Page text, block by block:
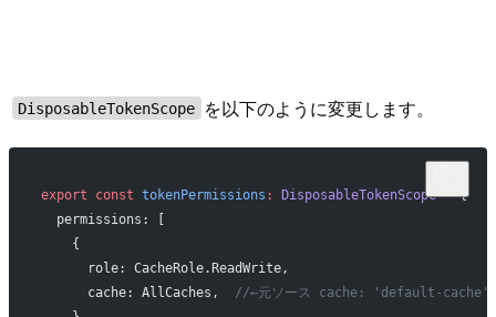
DisposableTokenScope を以下のように変更します。
export const tokenPermissions : DisposableTokenScope = {
  permissions: [
    {
      role: CacheRole.ReadWrite,
      cache: AllCaches,
//←元ソース cache: 'default-cache',